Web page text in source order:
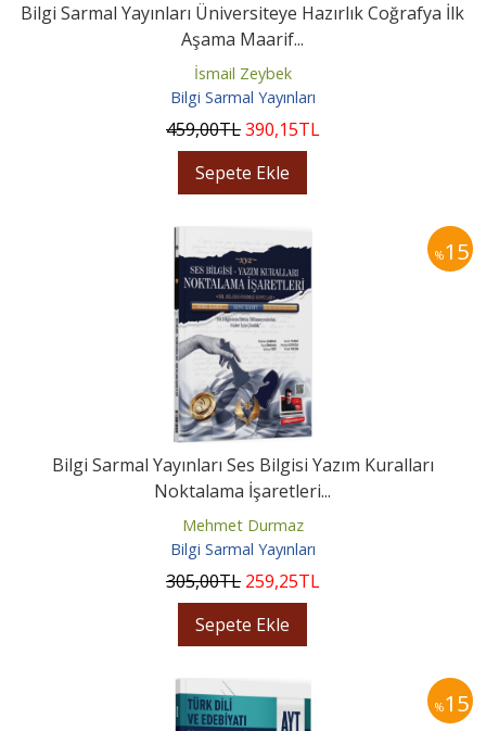
Bilgi Sarmal Yayınları Üniversiteye Hazırlık Coğrafya İlk
Aşama Maarif...
İsmail Zeybek
Bilgi Sarmal Yayınları
459,00TL390,15TL
Sepete Ekle
%15
Bilgi Sarmal Yayınları Ses Bilgisi Yazım Kuralları
Noktalama İşaretleri...
Mehmet Durmaz
Bilgi Sarmal Yayınları
305,00TL 259,25TL
Sepete Ekle
%15